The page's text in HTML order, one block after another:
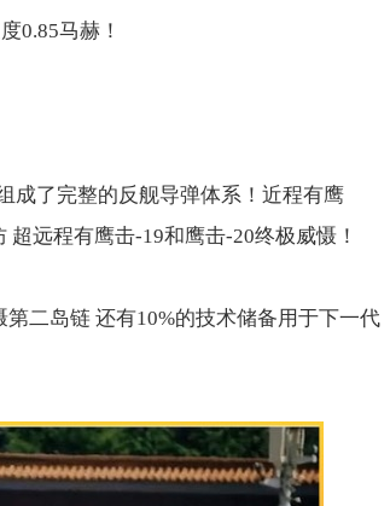
0.85马赫！
成了完整的反舰导弹体系！近程有鹰
超远程有鹰击-19和鹰击-20终极威慑！
第二岛链 还有10%的技术储备用于下一代